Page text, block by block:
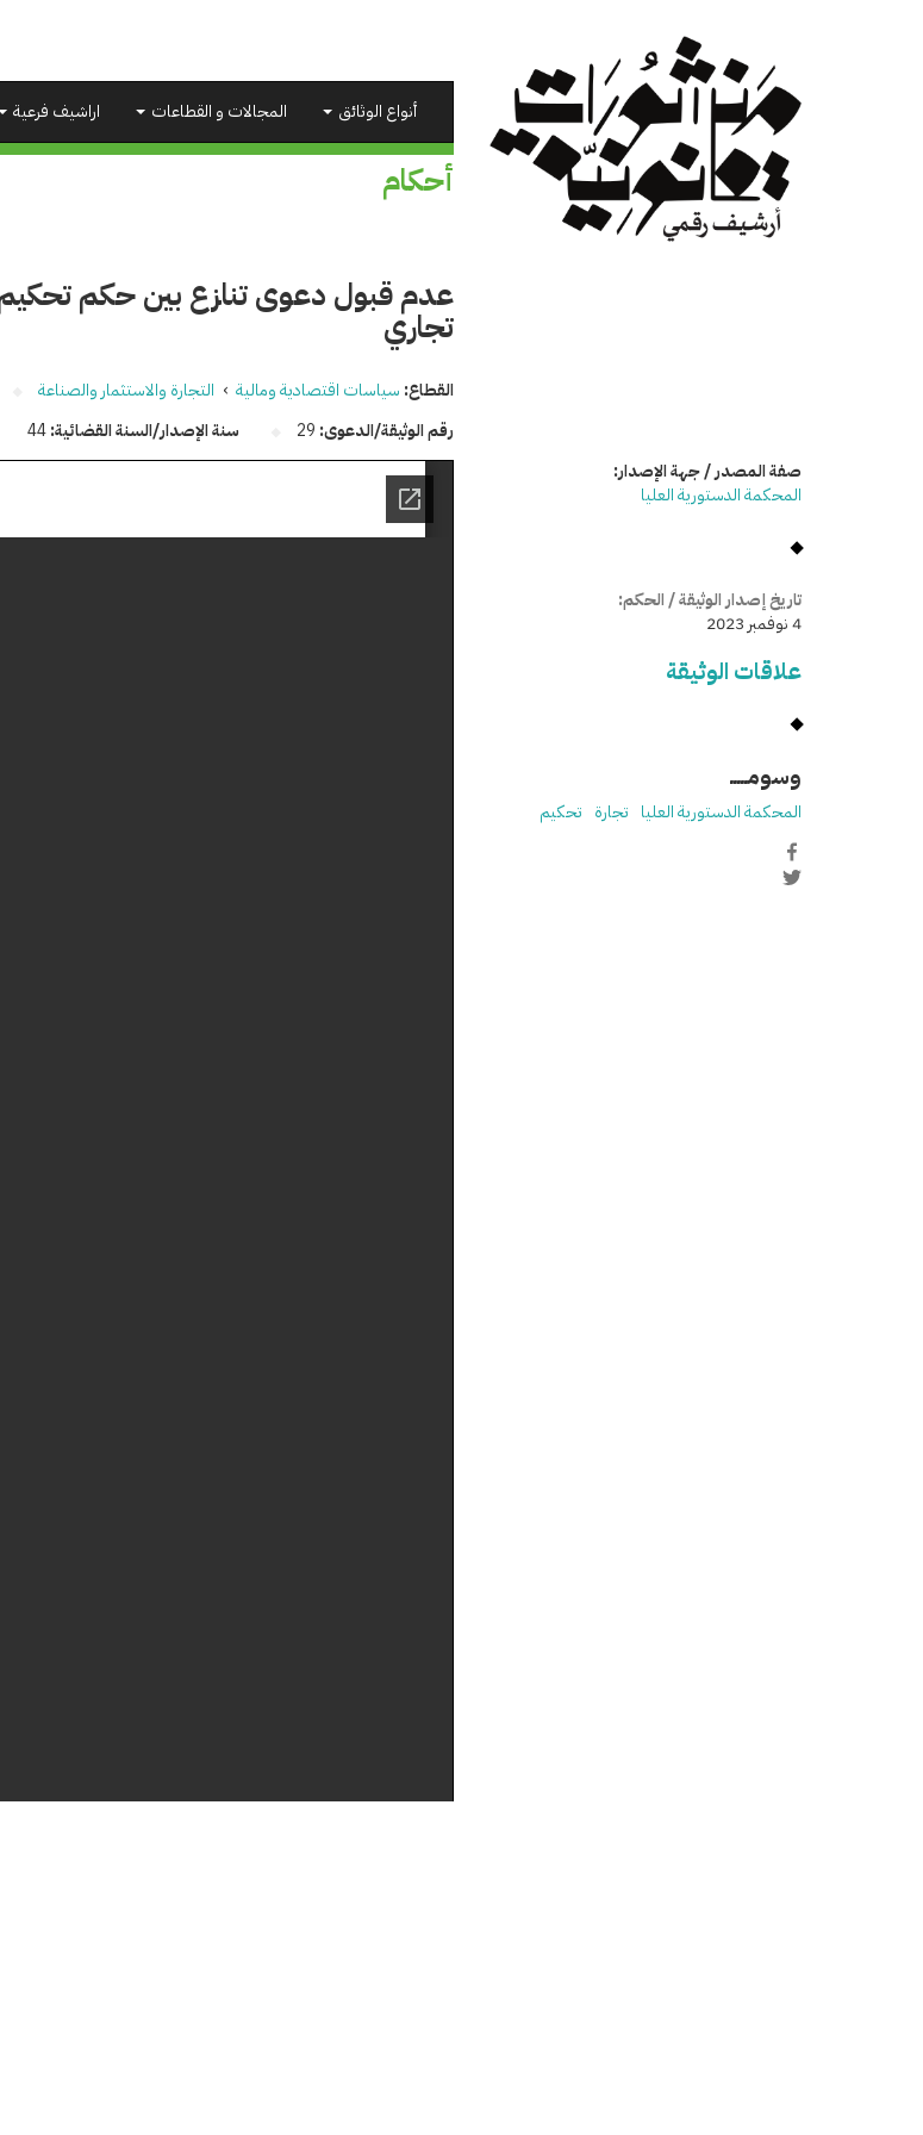
أنواع الوثائق المجالات و القطاعات اراشيف فرعية
أحكام
عدم قبول دعوى تنازع بين حكم تحكيم
تجاري
القطاع: سياسات اقتصادية ومالية › التجارة والاستثمار والصناعة
رقم الوثيقة/الدعوى: 29 سنة الإصدار/السنة القضائية:44
صفة المصدر / جهة الإصدار:
المحكمة الدستورية العليا
تاريخ إصدار الوثيقة / الحكم:
4 نوفمبر 2023
علاقات الوثيقة
وسومـــــ
المحكمة الدستورية العليا تجارة تحكيم